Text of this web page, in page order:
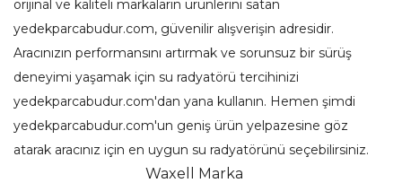
orijinal ve kaliteli markaların ürünlerini satan
yedekparcabudur.com, güvenilir alışverişin adresidir.
Aracınızın performansını artırmak ve sorunsuz bir sürüş
deneyimi yaşamak için su radyatörü tercihinizi
yedekparcabudur.com'dan yana kullanın. Hemen şimdi
yedekparcabudur.com'un geniş ürün yelpazesine göz
atarak aracınız için en uygun su radyatörünü seçebilirsiniz.
Waxell Marka